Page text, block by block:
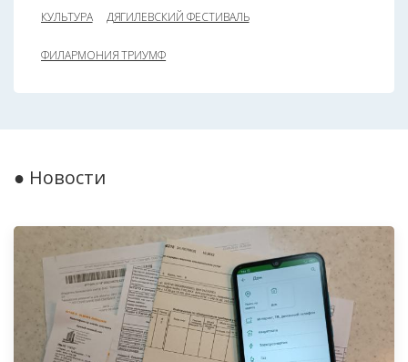
КУЛЬТУРА ДЯГИЛЕВСКИЙ ФЕСТИВАЛЬ
ФИЛАРМОНИЯ ТРИУМФ
● Новости